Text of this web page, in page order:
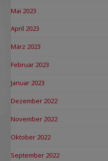
Mai 2023
April 2023
März 2023
Februar 2023
Januar 2023
Dezember 2022
November 2022
Oktober 2022
September 2022